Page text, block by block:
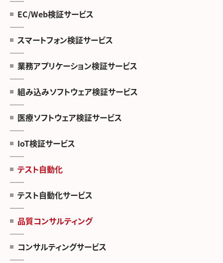
EC/Web検証サービス
スマートフォン検証サービス
業務アプリケーション検証サービス
組み込みソフトウェア検証サービス
医療ソフトウェア検証サービス
IoT検証サービス
テスト自動化
テスト自動化サービス
品質コンサルティング
コンサルティングサービス